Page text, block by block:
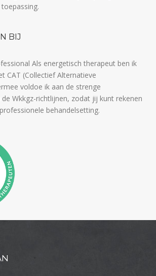
BIJ
Als energetisch therapeut ben ik
CAT (Collectief Alternatieve
voldoe ik aan de strenge
Wkkgz-richtlijnen, zodat jij kunt rekenen
behandelsetting.